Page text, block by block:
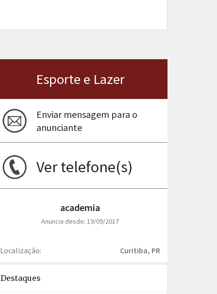
Esporte e Lazer
Enviar mensagem para o
anunciante
Ver telefone(s)
academia
Anuncia desde: 19/09/2017
Localização: Curitiba, PR
Destaques